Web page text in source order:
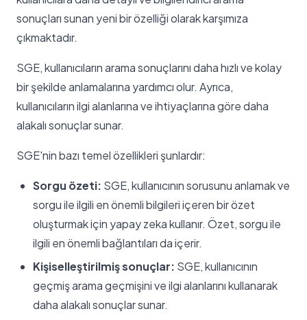
sonuçları sunan yeni bir özelliği olarak karşımıza
çıkmaktadır.
SGE, kullanıcıların arama sonuçlarını daha hızlı ve kolay
bir şekilde anlamalarına yardımcı olur. Ayrıca,
kullanıcıların ilgi alanlarına ve ihtiyaçlarına göre daha
alakalı sonuçlar sunar.
SGE'nin bazı temel özellikleri şunlardır:
Sorgu özeti: SGE, kullanıcının sorusunu anlamak ve
sorgu ile ilgili en önemli bilgileri içeren bir özet
oluşturmak için yapay zeka kullanır. Özet, sorgu ile
ilgili en önemli bağlantıları da içerir.
Kişiselleştirilmiş sonuçlar: SGE, kullanıcının
geçmiş arama geçmişini ve ilgi alanlarını kullanarak
daha alakalı sonuçlar sunar.